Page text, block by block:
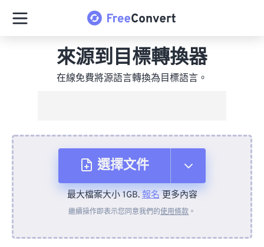
來源到目標轉換器
在線免費將源語言轉換為目標語言。
選擇文件
來自裝置
最大檔案大小 1GB.報名更多內容
繼續操作即表示您同意我們的使用條款 。